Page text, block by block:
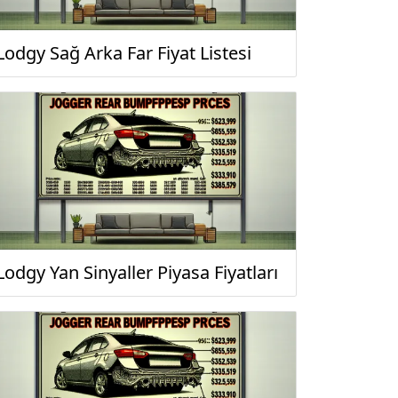
Sağ Arka Far Fiyat Listesi
Yan Sinyaller Piyasa Fiyatları